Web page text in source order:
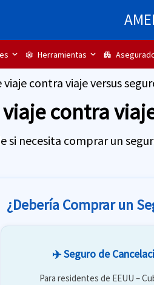
settings Herramientas apartment
viaje contra viaje versus
viaje contra
si necesita comprar un
¿Debería Comprar un
✈️ Seguro de
Para residentes de EEUU –